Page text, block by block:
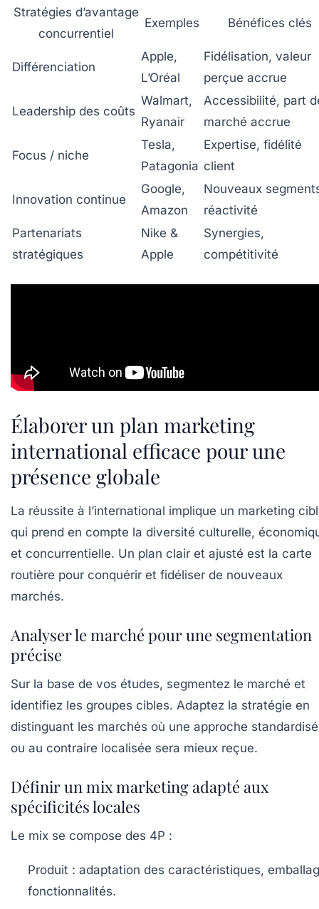
Stratégies d’avantage
concurrentiel
Exemples Bénéfices clés
Différenciation
Apple,
L’Oréal
Fidélisation, valeur
perçue accrue
Leadership des coûts
Walmart,
Ryanair
Accessibilité, part
marché accrue
Focus / niche
Tesla,
Patagonia
Expertise, fidélité
client
Innovation continue
Google,
Amazon
Nouveaux
réactivité
Partenariats
stratégiques
Nike &
Apple
Synergies,
compétitivité
Élaborer un plan marketing
international efficace pour une
présence globale
La réussite à l’international implique un marketing
qui prend en compte la diversité culturelle,
et concurrentielle. Un plan clair et ajusté est la carte
routière pour conquérir et fidéliser de nouveaux
marchés.
Analyser le marché pour une segmentation
précise
Sur la base de vos études, segmentez le marché et
identifiez les groupes cibles. Adaptez la stratégie en
distinguant les marchés où une approche
ou au contraire localisée sera mieux reçue.
Définir un mix marketing adapté aux
spécificités locales
Le mix se compose des 4P :
Produit : adaptation des caractéristiques,
fonctionnalités.